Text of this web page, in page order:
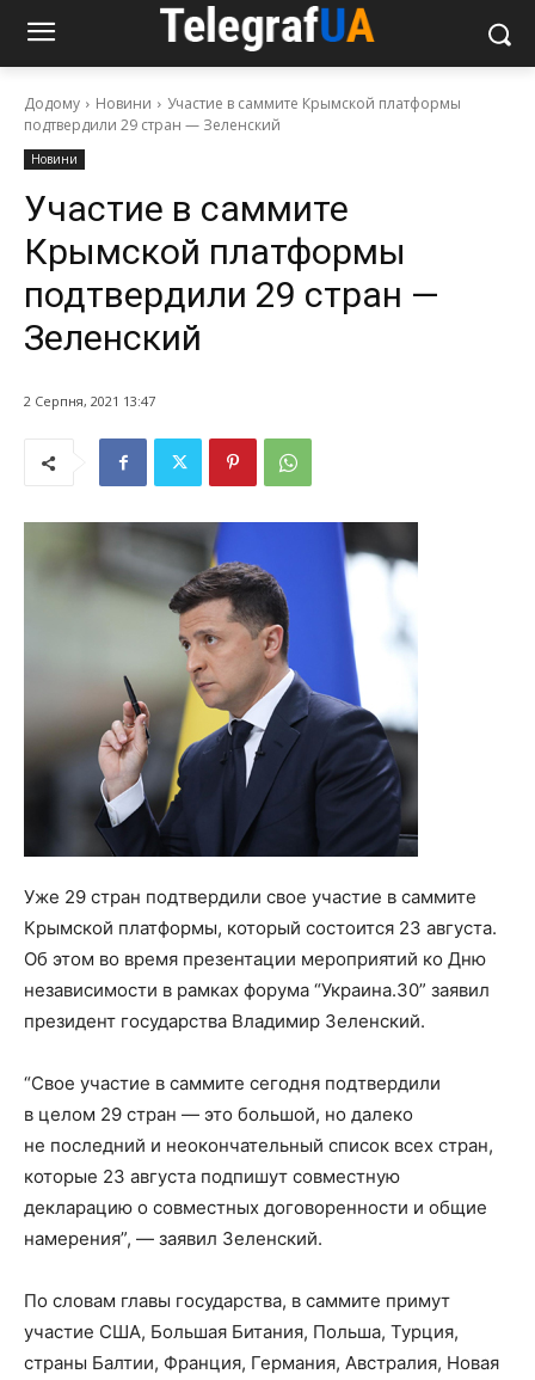
Додому Новини
Участие в саммите Крымской платформы
подтвердили 29 стран — Зеленский
Новини
Участие в саммите
Крымской платформы
подтвердили 29 стран —
Зеленский
2 Серпня, 2021 13:47
Уже 29 стран подтвердили свое участие в саммите
Крымской платформы, который состоится 23 августа.
Об этом во время презентации мероприятий ко Дню
независимости в рамках форума “Украина.30” заявил
президент государства Владимир Зеленский.
“Свое участие в саммите сегодня подтвердили
в целом 29 стран — это большой, но далеко
не последний и неокончательный список всех стран,
которые 23 августа подпишут совместную
декларацию о совместных договоренности и общие
намерения”, — заявил Зеленский.
По словам главы государства, в саммите примут
участие США, Большая Битания, Польша, Турция,
страны Балтии, Франция, Германия, Австралия, Новая